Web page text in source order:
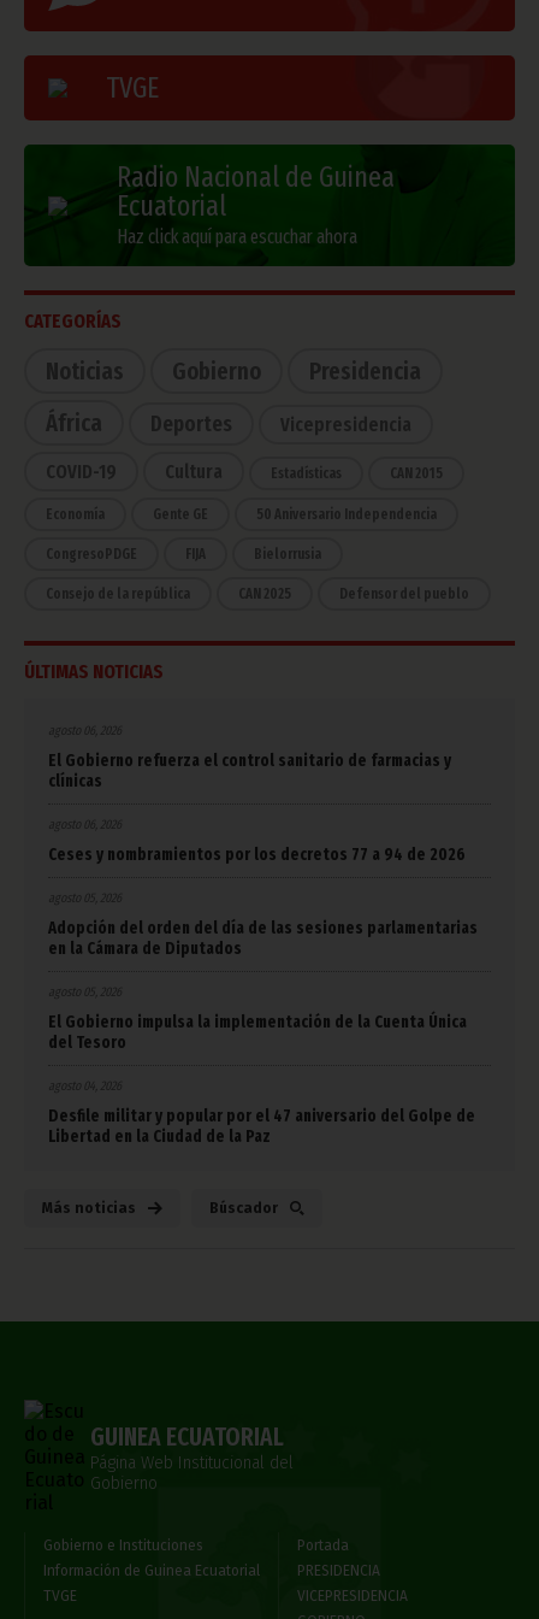
TVGE
Radio Nacional de Guinea
Ecuatorial
Haz click aquí para escuchar ahora
CATEGORÍAS
Noticias Gobierno
Presidencia
África
Deportes Vicepresidencia
COVID-19 Cultura Estadísticas CAN 2015
Economía Gente GE 50 Aniversario Independencia
CongresoPDGE FIJA Bielorrusia
Consejo de la república CAN 2025 Defensor del pueblo
ÚLTIMAS NOTICIAS
agosto 06, 2026
El Gobierno refuerza el control sanitario de farmacias y
clínicas
agosto 06, 2026
Ceses y nombramientos por los decretos 77 a 94 de 2026
agosto 05, 2026
Adopción del orden del día de las sesiones parlamentarias
en la Cámara de Diputados
agosto 05, 2026
El Gobierno impulsa la implementación de la Cuenta Única
del Tesoro
agosto 04, 2026
Desfile militar y popular por el 47 aniversario del Golpe de
Libertad en la Ciudad de la Paz
Más noticias Búscador
GUINEA ECUATORIAL
Página Web Institucional del
Gobierno
Gobierno e Instituciones
Información de Guinea Ecuatorial
TVGE
Portada
PRESIDENCIA
VICEPRESIDENCIA